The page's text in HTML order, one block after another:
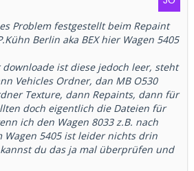
Problem festgestellt beim Repaint
Berlin aka BEX hier Wagen 5405
ist diese jedoch leer, steht
Vehicles Ordner, dan MB O530
Texture, dann Repaints, dann für
doch eigentlich die Dateien für
ich den Wagen 8033 z.B. nach
Wagen 5405 ist leider nichts drin
du das ja mal überprüfen und